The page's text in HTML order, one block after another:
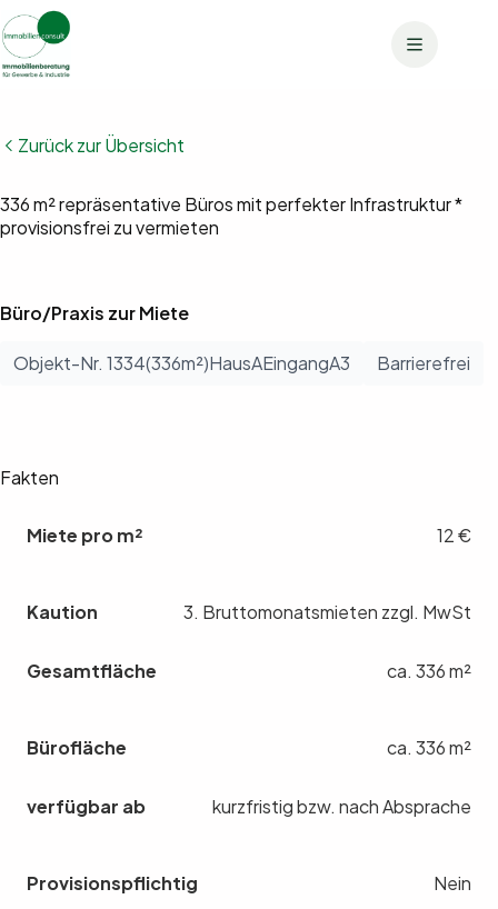
Zum
Inhalt
springen
Zurück zur Übersicht
336 m² repräsentative Büros mit perfekter Infrastruktur *
provisionsfrei zu vermieten
Bilder anzeigen (20)
Büro/Praxis zur Miete
Objekt-Nr. 1334(336m²)HausAEingangA3 Barrierefrei
Fakten
Miete pro m² 12 €
Kaution 3. Bruttomonatsmieten zzgl. MwSt
Gesamtfläche ca. 336 m²
Bürofläche ca. 336 m²
verfügbar ab kurzfristig bzw. nach Absprache
Provisionspflichtig Nein